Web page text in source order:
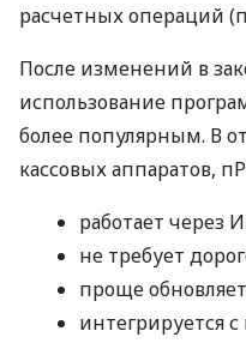
расчетных операций
После изменений в
использование
более популярным. В
кассовых аппаратов,
работает через
не требует
проще
интегрируется